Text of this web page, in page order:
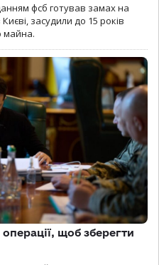
фсб готував замах на
засудили до 15 років
майна.
щоб зберегти